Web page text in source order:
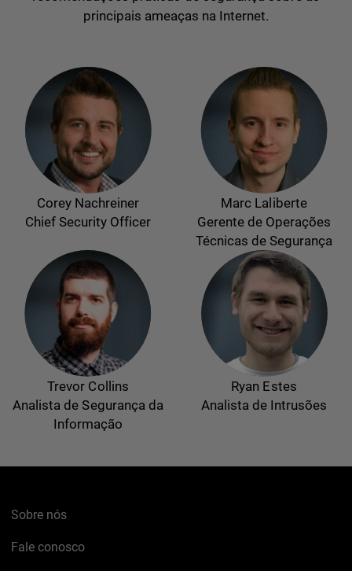
principais ameaças na Internet.
Corey Nachreiner
Chief Security Officer
Marc Laliberte
Gerente de Operações
Técnicas de Segurança
Trevor Collins
Analista de Segurança da
Informação
Ryan Estes
Analista de Intrusões
Sobre nós
Fale conosco